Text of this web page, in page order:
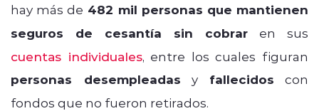
hay más de 482 mil personas que mantienen
seguros de cesantía sin cobrar en sus
cuentas individuales, entre los cuales figuran
personas desempleadas y fallecidos con
fondos que no fueron retirados.